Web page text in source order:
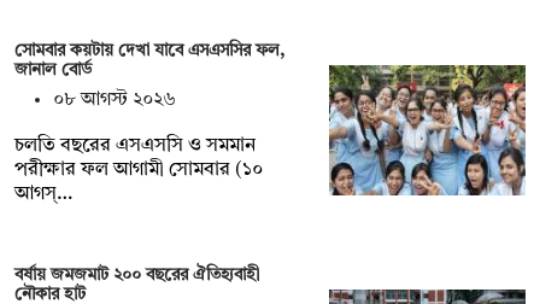
সোমবার কয়টায় দেখা যাবে এসএসসির ফল,
জানাল বোর্ড
০৮ আগস্ট ২০২৬
চলতি বছরের এসএসসি ও সমমান
পরীক্ষার ফল আগামী সোমবার (১০
আগস্…
বর্ষায় জমজমাট ২০০ বছরের ঐতিহ্যবাহী
নৌকার হাট